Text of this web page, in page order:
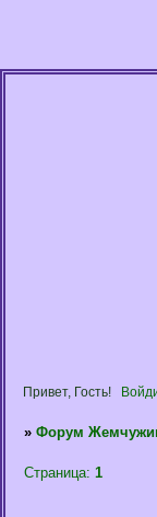
Привет, Гость!
» Форум
Страница: 1